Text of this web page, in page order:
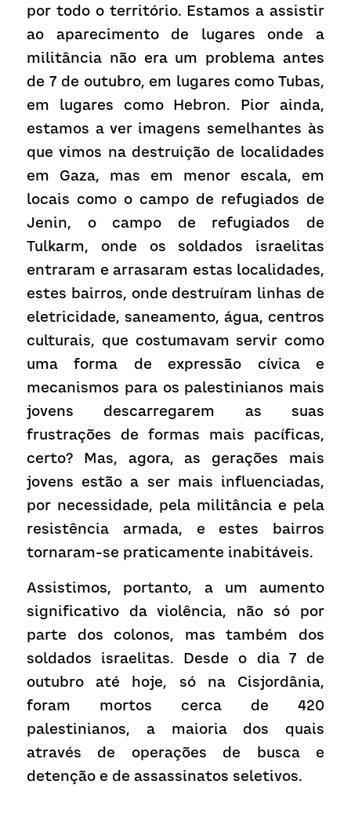
por todo o território. Estamos a assistir
ao aparecimento de lugares onde a
militância não era um problema antes
de 7 de outubro, em lugares como Tubas,
em lugares como Hebron. Pior ainda,
estamos a ver imagens semelhantes às
que vimos na destruição de localidades
em Gaza, mas em menor escala, em
locais como o campo de refugiados de
Jenin, o campo de refugiados de
Tulkarm, onde os soldados israelitas
entraram e arrasaram estas localidades,
estes bairros, onde destruíram linhas de
eletricidade, saneamento, água, centros
culturais, que costumavam servir como
uma forma de expressão cívica e
mecanismos para os palestinianos mais
jovens descarregarem as suas
frustrações de formas mais pacíficas,
certo? Mas, agora, as gerações mais
jovens estão a ser mais influenciadas,
por necessidade, pela militância e pela
resistência armada, e estes bairros
tornaram-se praticamente inabitáveis.
Assistimos, portanto, a um aumento
significativo da violência, não só por
parte dos colonos, mas também dos
soldados israelitas. Desde o dia 7 de
outubro até hoje, só na Cisjordânia,
foram mortos cerca de 420
palestinianos, a maioria dos quais
através de operações de busca e
detenção e de assassinatos seletivos.